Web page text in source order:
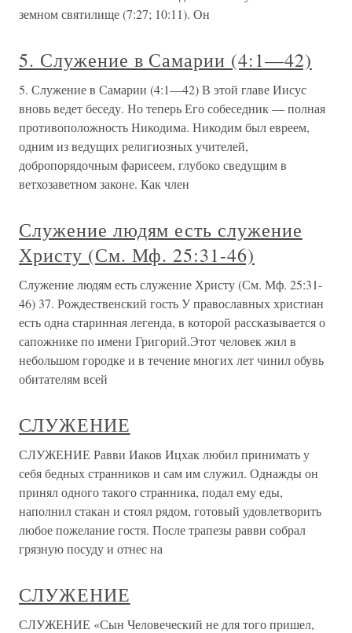
земном святилище (7:27; 10:11). Он
5. Служение в Самарии (4:1—42)
5. Служение в Самарии (4:1—42) В этой главе Иисус
вновь ведет беседу. Но теперь Его собеседник — полная
противоположность Никодима. Никодим был евреем,
одним из ведущих религиозных учителей,
добропорядочным фарисеем, глубоко сведущим в
ветхозаветном законе. Как член
Служение людям есть служение
Христу (См. Мф. 25:31-46)
Служение людям есть служение Христу (См. Мф. 25:31-
46) 37. Рождественский гость У православных христиан
есть одна старинная легенда, в которой рассказывается о
сапожнике по имени Григорий.Этот человек жил в
небольшом городке и в течение многих лет чинил обувь
обитателям всей
СЛУЖЕНИЕ
СЛУЖЕНИЕ Равви Иаков Ицхак любил принимать у
себя бедных странников и сам им служил. Однажды он
принял одного такого странника, подал ему еды,
наполнил стакан и стоял рядом, готовый удовлетворить
любое пожелание гостя. После трапезы равви собрал
грязную посуду и отнес на
СЛУЖЕНИЕ
СЛУЖЕНИЕ «Сын Человеческий не для того пришел,